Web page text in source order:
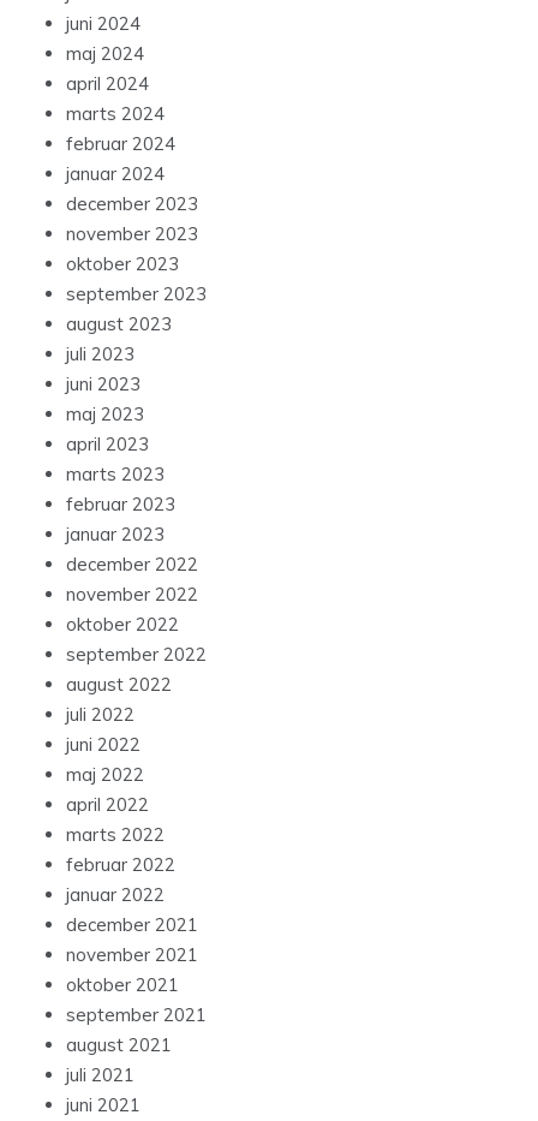
juni 2024
maj 2024
april 2024
marts 2024
februar 2024
januar 2024
december 2023
november 2023
oktober 2023
september 2023
august 2023
juli 2023
juni 2023
maj 2023
april 2023
marts 2023
februar 2023
januar 2023
december 2022
november 2022
oktober 2022
september 2022
august 2022
juli 2022
juni 2022
maj 2022
april 2022
marts 2022
februar 2022
januar 2022
december 2021
november 2021
oktober 2021
september 2021
august 2021
juli 2021
juni 2021